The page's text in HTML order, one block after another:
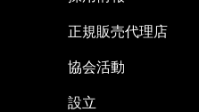
正規販売代理店
協会活動
設立